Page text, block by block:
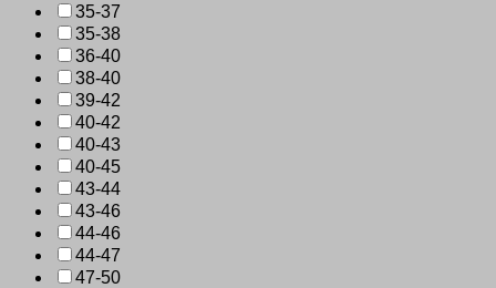
35-37
35-38
36-40
38-40
39-42
40-42
40-43
40-45
43-44
43-46
44-46
44-47
47-50